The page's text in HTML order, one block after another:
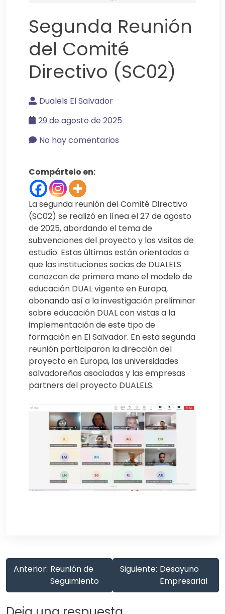
Segunda Reunión
del Comité
Directivo (SC02)
Dualels El Salvador
29 de agosto de 2025
No hay comentarios
Compártelo en:
La segunda reunión del Comité Directivo
(SC02) se realizó en línea el 27 de agosto
de 2025, abordando el tema de
subvenciones del proyecto y las visitas de
estudio. Estas últimas están orientadas a
que las instituciones socias de DUALELS
conozcan de primera mano el modelo de
educación DUAL vigente en Europa,
abonando así a la investigación preliminar
sobre educación DUAL con vistas a la
implementación de este tipo de
formación en El Salvador. En esta segunda
reunión participaron la dirección del
proyecto en Europa, las universidades
salvadoreñas asociadas y las empresas
partners del proyecto DUALELS.
Navegación
de
entradas
Anterior: Reunión de
Seguimiento
Siguiente: Desayuno
Empresarial